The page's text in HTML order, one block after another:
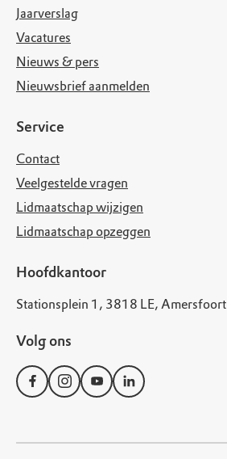
Jaarverslag
Vacatures
Nieuws & pers
Nieuwsbrief aanmelden
Service
Contact
Veelgestelde vragen
Lidmaatschap wijzigen
Lidmaatschap opzeggen
Hoofdkantoor
Stationsplein 1, 3818 LE, Amersfoort
Volg ons